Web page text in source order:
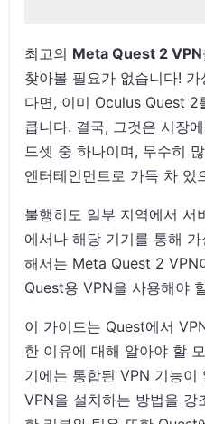
최고의 Meta Quest 2 VPN
찾아볼 필요가 없습니다!
다면, 이미 Oculus Quest 2
큽니다. 결국, 그것은 시장
드셋 중 하나이며, 무수히
엔터테인먼트로 가득 차 있
불행히도 일부 지역에서 서
에서나 해당 기기를 통해
해서는 Meta Quest 2 VPN
Quest용 VPN을 사용해야
이 가이드는 Quest에서
한 이유에 대해 알아야 할
기에는 통합된 VPN 기능이
VPN을 설치하는 방법을 강